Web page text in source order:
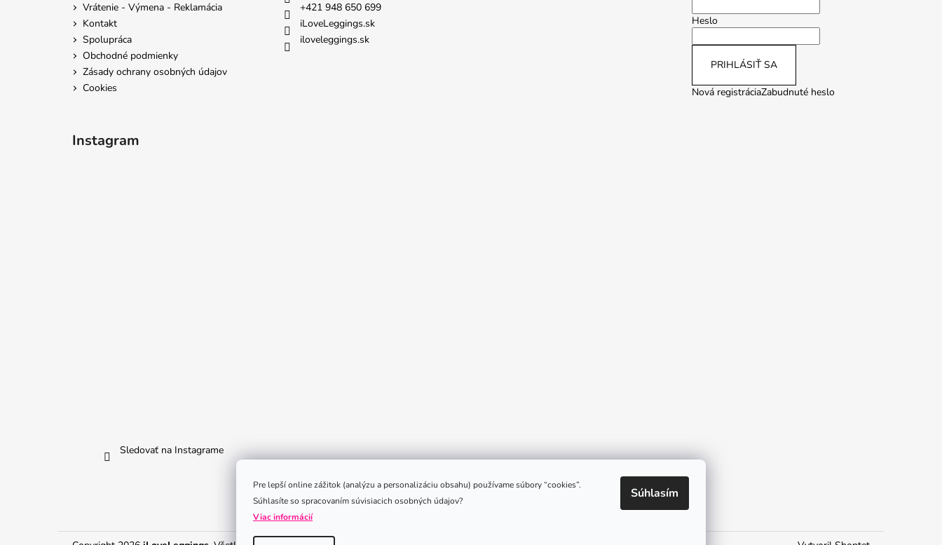
Pre lepší online zážitok (analýzu a personalizáciu obsahu) používame súbory “cookies”.
Súhlasíte so spracovaním súvisiacich osobných údajov?
Viac informácií
Súhlasím
Vrátenie - Výmena - Reklamácia
Kontakt
Spolupráca
Obchodné podmienky
Zásady ochrany osobných údajov
Cookies
+421 948 650 699
iLoveLeggings.sk
iloveleggings.sk
Heslo
PRIHLÁSIŤ SA
Nová registráciaZabudnuté heslo
Instagram
Sledovať na Instagrame